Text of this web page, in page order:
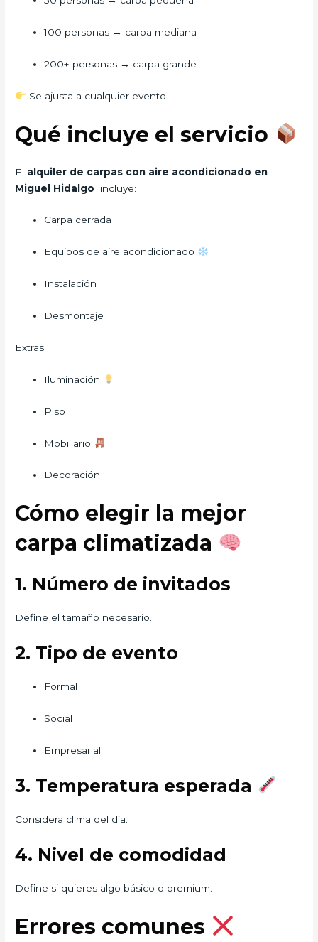
100 personas → carpa mediana
200+ personas → carpa grande
Se ajusta a cualquier evento.
Qué incluye el servicio
El alquiler de carpas con aire acondicionado en
Miguel Hidalgo
incluye:
Carpa cerrada
Equipos de aire acondicionado
Instalación
Desmontaje
Extras:
Iluminación
Piso
Mobiliario
Decoración
Cómo elegir la mejor
carpa climatizada
1. Número de invitados
Define el tamaño necesario.
2. Tipo de evento
Formal
Social
Empresarial
3. Temperatura esperada
Considera clima del día.
4. Nivel de comodidad
Define si quieres algo básico o premium.
Errores comunes